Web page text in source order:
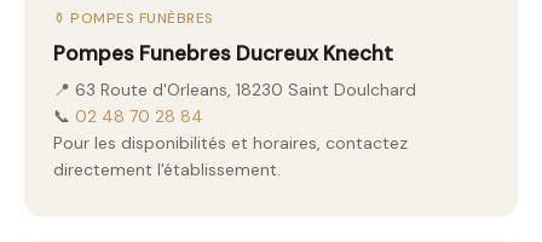
⚱️ POMPES FUNÈBRES
Pompes Funebres Ducreux Knecht
📍 63 Route d'Orleans, 18230 Saint Doulchard
📞 02 48 70 28 84
Pour les disponibilités et horaires, contactez
directement l'établissement.